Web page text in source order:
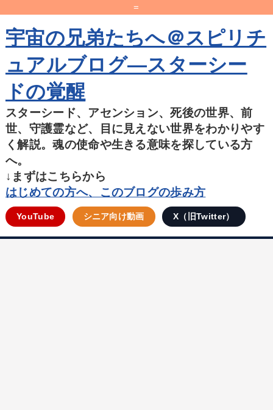
=
宇宙の兄弟たちへ＠スピリチ
ュアルブログ―スターシー
ドの覚醒
スターシード、アセンション、死後の世界、前
世、守護霊など、目に見えない世界をわかりやす
く解説。魂の使命や生きる意味を探している方
へ。
↓まずはこちらから
はじめての方へ、このブログの歩み方
YouTube シニア向け動画 X（旧Twitter）